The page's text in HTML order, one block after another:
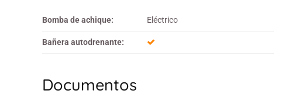
Bomba de achique: Eléctrico
Bañera autodrenante:
Documentos